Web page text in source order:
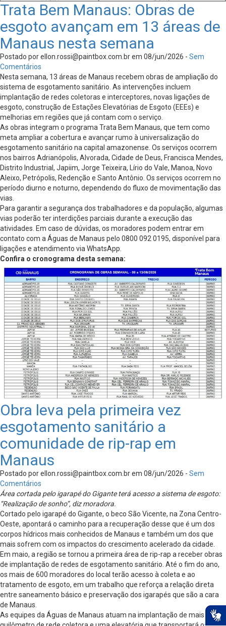
Trata Bem Manaus: Obras de
esgoto avançam em 13 áreas de
Manaus nesta semana
Postado porellon.rossi@paintbox.com.brem 08/jun/2026 - Sem
Comentários
Nesta semana, 13 áreas de Manaus recebem obras de ampliação do
sistema de esgotamento sanitário. As intervenções incluem
implantação de redes coletoras e interceptores, novas ligações de
esgoto, construção de Estações Elevatórias de Esgoto (EEEs) e
melhorias em regiões que já contam com o serviço.
As obras integram o programa Trata Bem Manaus, que tem como
meta ampliar a cobertura e avançar rumo à universalização do
esgotamento sanitário na capital amazonense. Os serviços ocorrem
nos bairros Adrianópolis, Alvorada, Cidade de Deus, Francisca Mendes,
Distrito Industrial, Japiim, Jorge Teixeira, Lírio do Vale, Manoa, Novo
Aleixo, Petrópolis, Redenção e Santo Antônio. Os serviços ocorrem no
período diurno e noturno, dependendo do fluxo de movimentação das
vias.
Para garantir a segurança dos trabalhadores e da população, algumas
vias poderão ter interdições parciais durante a execução das
atividades. Em caso de dúvidas, os moradores podem entrar em
contato com a Águas de Manaus pelo 0800 092 0195, disponível para
ligações e atendimento via WhatsApp.
Confira o cronograma desta semana:
Obra leva pela primeira vez
esgotamento sanitário a
comunidade de rip-rap em
Manaus
Postado porellon.rossi@paintbox.com.brem 08/jun/2026 - Sem
Comentários
Área cortada pelo igarapé do Gigante terá acesso a sistema de esgoto:
“Realização de sonho”, diz moradora.
Cortado pelo igarapé do Gigante, o beco São Vicente, na Zona Centro-
Oeste, apontará o caminho para a recuperação desse que é um dos
corpos hídricos mais conhecidos de Manaus e também um dos que
mais sofrem com os impactos do crescimento acelerado da cidade.
Em maio, a região se tornou a primeira área de rip-rap a receber obras
de implantação de redes de esgotamento sanitário. Até o fim do ano,
os mais de 600 moradores do local terão acesso à coleta e ao
tratamento de esgoto, em um trabalho que reforça a relação direta
entre saneamento básico e preservação dos igarapés que são a cara
de Manaus.
As equipes da Águas de Manaus atuam na implantação de mais de 1,2